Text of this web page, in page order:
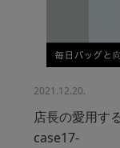
2021.12.20.
店長の愛用す
case17-